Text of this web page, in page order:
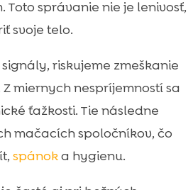
správanie nie je lenivosť,
svoje telo.
riskujeme zmeškanie
miernych nespríjemností sa
ťažkosti. Tie následne
mačacích spoločníkov, čo
spánoka hygienu.